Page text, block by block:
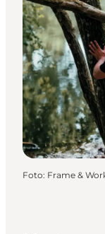
Foto: Frame &